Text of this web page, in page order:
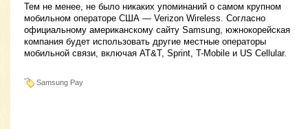
Тем не менее, не было никаких упоминаний о самом крупном
мобильном операторе США — Verizon Wireless. Согласно
официальному американскому сайту Samsung, южнокорейская
компания будет использовать другие местные операторы
мобильной связи, включая AT&T, Sprint, T-Mobile и US Cellular.
Samsung Pay